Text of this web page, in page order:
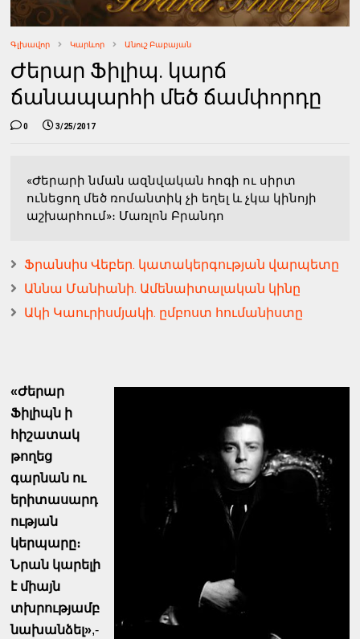
Գլխավոր Կարևոր Անուշ Բաբայան
Ժերար Ֆիլիպ. կարճ
ճանապարհի մեծ ճամփորդը
0 3/25/2017
«Ժերարի նման ազնվական հոգի ու սիրտ
ունեցող մեծ ռոմանտիկ չի եղել և չկա կինոյի
աշխարհում»։ Մառլոն Բրանդո
Ֆրանսիս Վեբեր. կատակերգության վարպետը
Աննա Մանիանի. Ամենաիտալական կինը
Ակի Կաուրիսմյակի. ըմբոստ հումանիստը
«Ժերար
Ֆիլիպն ի
հիշատակ
թողեց
գարնան ու
երիտասարդ
ության
կերպարը։
Նրան կարելի
է միայն
տխրությամբ
նախանձել»,-